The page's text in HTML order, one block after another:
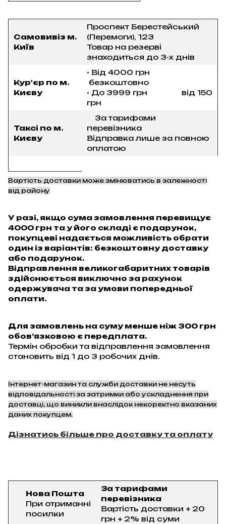
Самовивіз м.
Київ
Проспект Берестейський
(Перемоги), 123
Товар на резерві
знаходиться до 3-х днів
Кур'єр по м.
Києву
• Від 4000 грн
безкоштовно
• До 3999 грн від 150
грн
Таксі по м.
Києву
За тарифами
перевізника
Відправка лише за повною
оплатою
Вартість доставки може змінюватись в залежності
від району
У разі, якщо сума замовлення перевищує
4000 грн та у його складі є подарунок,
покупцеві надається можливість обрати
один із варіантів: безкоштовну доставку
або подарунок.
Відправлення великогабаритних товарів
здійснюється виключно за рахунок
одержувача та за умови попередньої
оплати.
Для замовлень на суму менше ніж 300 грн
обов’язковою є передплата.
Термін обробки та відправлення замовлення
становить від 1 до 3 робочих днів.
Інтернет-магазин та служби доставки не несуть
відповідальності за затримки або ускладнення при
доставці, що виникли внаслідок некоректно вказаних
даних покупцем.
Дізнатись більше про доставку та оплату
Нова Пошта
При отриманні
посилки
За тарифами
перевізника
Вартість доставки + 20
грн + 2% від суми